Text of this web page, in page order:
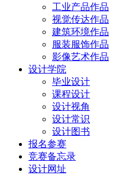
工业产品作品
视觉传达作品
建筑环境作品
服装服饰作品
影像艺术作品
设计学院
毕业设计
课程设计
设计视角
设计常识
设计图书
报名参赛
竞赛备忘录
设计网址